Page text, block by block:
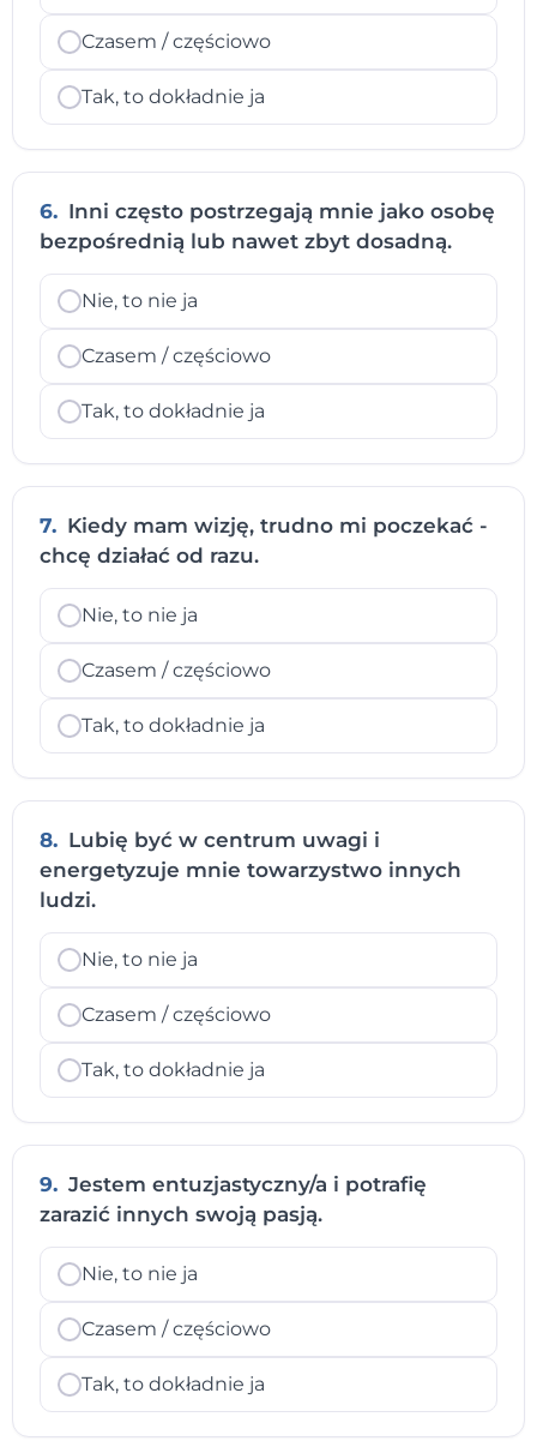
Czasem / częściowo
Tak, to dokładnie ja
6. Inni często postrzegają mnie jako osobę
bezpośrednią lub nawet zbyt dosadną.
Nie, to nie ja
Czasem / częściowo
Tak, to dokładnie ja
7. Kiedy mam wizję, trudno mi poczekać -
chcę działać od razu.
Nie, to nie ja
Czasem / częściowo
Tak, to dokładnie ja
8. Lubię być w centrum uwagi i
energetyzuje mnie towarzystwo innych
ludzi.
Nie, to nie ja
Czasem / częściowo
Tak, to dokładnie ja
9. Jestem entuzjastyczny/a i potrafię
zarazić innych swoją pasją.
Nie, to nie ja
Czasem / częściowo
Tak, to dokładnie ja